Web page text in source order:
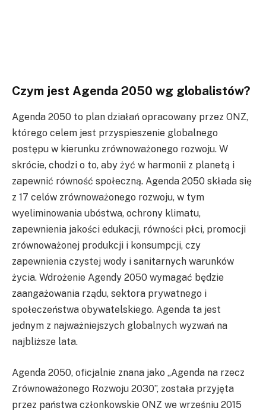
Czym jest Agenda 2050 wg globalistów?
Agenda 2050 to plan działań opracowany przez ONZ,
którego celem jest przyspieszenie globalnego
postępu w kierunku zrównoważonego rozwoju. W
skrócie, chodzi o to, aby żyć w harmonii z planetą i
zapewnić równość społeczną. Agenda 2050 składa się
z 17 celów zrównoważonego rozwoju, w tym
wyeliminowania ubóstwa, ochrony klimatu,
zapewnienia jakości edukacji, równości płci, promocji
zrównoważonej produkcji i konsumpcji, czy
zapewnienia czystej wody i sanitarnych warunków
życia. Wdrożenie Agendy 2050 wymagać będzie
zaangażowania rządu, sektora prywatnego i
społeczeństwa obywatelskiego. Agenda ta jest
jednym z najważniejszych globalnych wyzwań na
najbliższe lata.
Agenda 2050, oficjalnie znana jako „Agenda na rzecz
Zrównoważonego Rozwoju 2030”, została przyjęta
przez państwa członkowskie ONZ we wrześniu 2015